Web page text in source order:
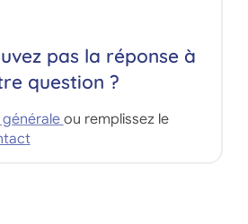
pas la réponse à
question ?
généraleou remplissez le